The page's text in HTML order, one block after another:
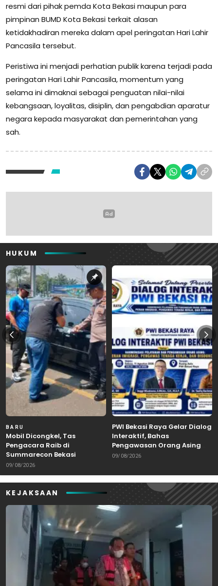
resmi dari pihak pemda Kota Bekasi maupun para
pimpinan BUMD Kota Bekasi terkait alasan
ketidakhadiran mereka dalam apel peringatan Hari Lahir
Pancasila tersebut.
Peristiwa ini menjadi perhatian publik karena terjadi pada
peringatan Hari Lahir Pancasila, momentum yang
selama ini dimaknai sebagai penguatan nilai-nilai
kebangsaan, loyalitas, disiplin, dan pengabdian aparatur
negara kepada masyarakat dan pemerintahan yang
sah.
HUKUM
BARU
Mobil Dicongkel, Tas
Pengacara Raib di
Summarecon Bekasi
09/08/2026
PWI Bekasi Raya Gelar Dialog
Interaktif, Bahas
Pengawasan Orang Asing
dan Tenaga Kerja
09/08/2026
KEJAKSAAN